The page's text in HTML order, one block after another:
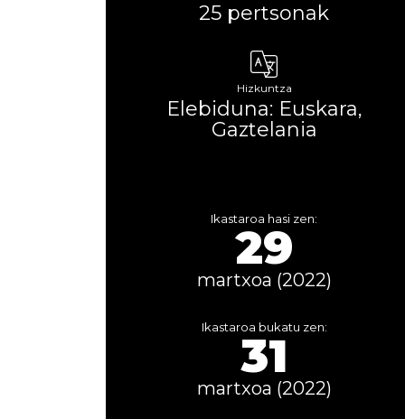
25 pertsonak
Hizkuntza
Elebiduna: Euskara,
Gaztelania
Ikastaroa hasi zen:
29
martxoa (2022)
Ikastaroa bukatu zen:
31
martxoa (2022)